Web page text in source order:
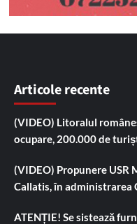
Articole recente
(VIDEO) Litoralul
ocupare, 200.000 de
(VIDEO) Propunere USR
Callatis, în administrarea
ATENȚIE! Se sistează